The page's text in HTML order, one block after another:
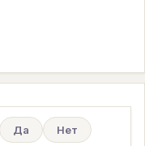
Да Нет